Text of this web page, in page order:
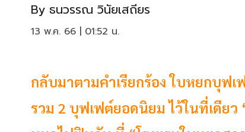
By ธนวรรณ วินัยเสถียร
13 พ.ค. 66 | 01:52 น.
กลับมาตามคําเรียกร้อง ใบหยกบุฟเ
รวม 2 บุฟเฟต์ยอดนิยม ไว้ในที่เดีย